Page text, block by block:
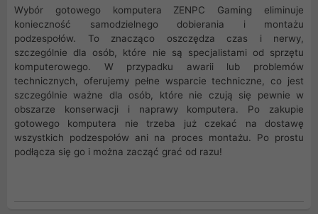
Wybór gotowego komputera ZENPC Gaming eliminuje
konieczność samodzielnego dobierania i montażu
podzespołów. To znacząco oszczędza czas i nerwy,
szczególnie dla osób, które nie są specjalistami od sprzętu
komputerowego. W przypadku awarii lub problemów
technicznych, oferujemy pełne wsparcie techniczne, co jest
szczególnie ważne dla osób, które nie czują się pewnie w
obszarze konserwacji i naprawy komputera. Po zakupie
gotowego komputera nie trzeba już czekać na dostawę
wszystkich podzespołów ani na proces montażu. Po prostu
podłącza się go i można zacząć grać od razu!